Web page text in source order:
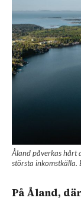
Åland påverkas hårt
största inkomstkälla.
På Åland,